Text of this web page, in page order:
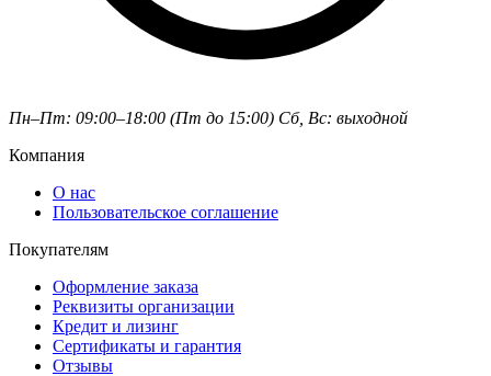
Пн–Пт: 09:00–18:00 (Пт до 15:00) Сб, Вс: выходной
Компания
О нас
Пользовательское соглашение
Покупателям
Оформление заказа
Реквизиты организации
Кредит и лизинг
Сертификаты и гарантия
Отзывы